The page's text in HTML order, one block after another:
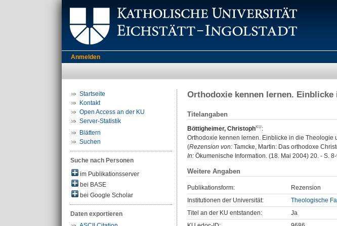
Anmelden
Startseite
Kontakt
Open Access an der KU
Server-Statistik
Blättern
Suchen
Suche nach Personen
im Publikationsserver
bei BASE
bei Google Scholar
Daten exportieren
Orthodoxie kennen lernen.
Titelangaben
Böttigheimer, Christoph
:
Orthodoxie kennen lernen. Einblicke in die Theologie
(Rezension von: Tamcke, Martin: Das orthodoxe
In: Ökumenische Information. (18. Mai 2004) 20. - S.
Weitere Angaben
Publikationsform:
Rezension
Institutionen der Universität:
Theologische
Titel an der KU entstanden:
Ja